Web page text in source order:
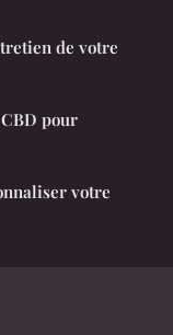
de votre
pour
votre